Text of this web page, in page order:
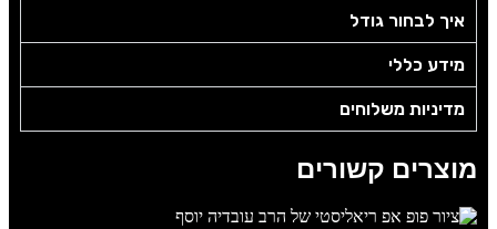
איך לבחור גודל
מידע כללי
מדיניות משלוחים
מוצרים קשורים